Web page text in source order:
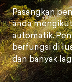
Pasangkan
anda
automatik.
berfungsi di
dan banyak